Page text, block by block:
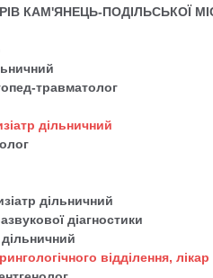
КАМ'ЯНЕЦЬ-ПОДІЛЬСЬКОЇ
травматолог
дільничний
дільничний
діагностики
дільничний
відділення,